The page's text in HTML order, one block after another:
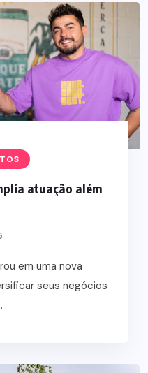
atuação além
em uma nova
seus negócios